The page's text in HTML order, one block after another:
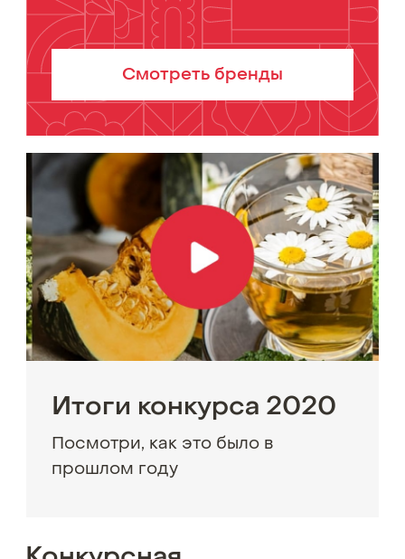
Смотреть бренды
Итоги конкурса 2020
Посмотри, как это было в
прошлом году